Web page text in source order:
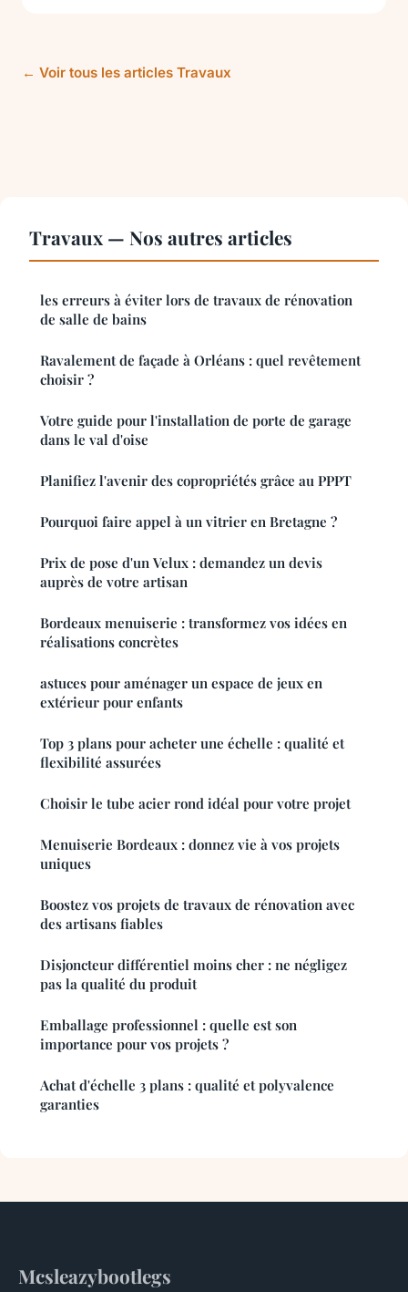
← Voir tous les articles Travaux
Travaux — Nos autres articles
les erreurs à éviter lors de travaux de rénovation
de salle de bains
Ravalement de façade à Orléans : quel revêtement
choisir ?
Votre guide pour l'installation de porte de garage
dans le val d'oise
Planifiez l'avenir des copropriétés grâce au PPPT
Pourquoi faire appel à un vitrier en Bretagne ?
Prix de pose d'un Velux : demandez un devis
auprès de votre artisan
Bordeaux menuiserie : transformez vos idées en
réalisations concrètes
astuces pour aménager un espace de jeux en
extérieur pour enfants
Top 3 plans pour acheter une échelle : qualité et
flexibilité assurées
Choisir le tube acier rond idéal pour votre projet
Menuiserie Bordeaux : donnez vie à vos projets
uniques
Boostez vos projets de travaux de rénovation avec
des artisans fiables
Disjoncteur différentiel moins cher : ne négligez
pas la qualité du produit
Emballage professionnel : quelle est son
importance pour vos projets ?
Achat d'échelle 3 plans : qualité et polyvalence
garanties
Mcsleazybootlegs